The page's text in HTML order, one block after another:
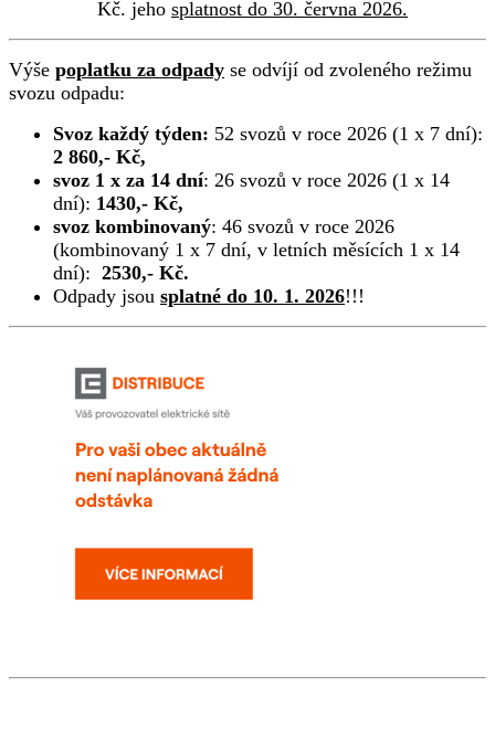
Kč. jeho splatnost do 30. června 2026.
Výše poplatku za odpady se odvíjí od zvoleného režimu
svozu odpadu:
Svoz každý týden: 52 svozů v roce 2026 (1 x 7 dní):
2 860,- Kč,
svoz 1 x za 14 dní: 26 svozů v roce 2026 (1 x 14
dní): 1430,- Kč,
svoz kombinovaný: 46 svozů v roce 2026
(kombinovaný 1 x 7 dní, v letních měsících 1 x 14
dní): 2530,- Kč.
Odpady jsou splatné do 10. 1. 2026!!!